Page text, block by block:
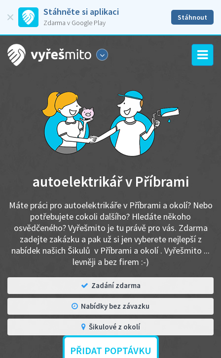
Stáhněte si aplikaci
Zdarma v Google Play
Stáhnout
autoelektrikář v Příbrami
Máte práci pro autoelektrikáře v Příbrami a okolí? Nebo
potřebujete cokoli dalšího? Hledáte někoho
osvědčeného? Vyřešmito je tu právě pro vás. Zdarma
zadejte zakázku a pak už si jen vyberete nejlepší z
nabídek našich Šikulů v Příbrami a okolí . Vyřešmito ...
levněji a bez firem :-)
Zadání zdarma
Nabídky bez závazku
Šikulové z okolí
PŘIDAT POPTÁVKU